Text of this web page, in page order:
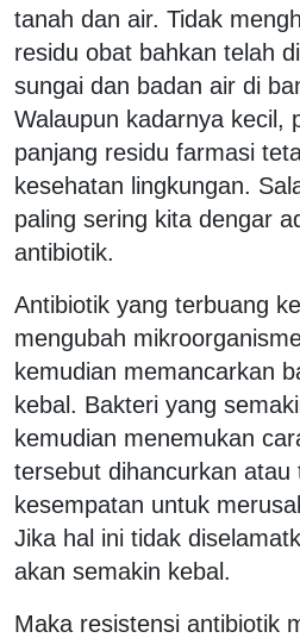
tanah dan air. Tidak
residu obat bahkan telah
sungai dan badan air di
Walaupun kadarnya kecil,
panjang residu farmasi
kesehatan lingkungan.
paling sering kita dengar
antibiotik.
Antibiotik yang terbuang
mengubah
kemudian memancarkan
kebal. Bakteri yang
kemudian menemukan
tersebut dihancurkan atau
kesempatan untuk
Jika hal ini tidak
akan semakin kebal.
Maka resistensi antibiotik